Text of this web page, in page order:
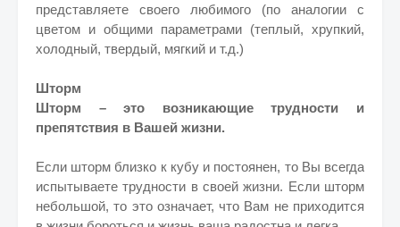
представляете своего любимого (по аналогии с
цветом и общими параметрами (теплый, хрупкий,
холодный, твердый, мягкий и т.д.)
Шторм
Шторм – это возникающие трудности и
препятствия в Вашей жизни.
Если шторм близко к кубу и постоянен, то Вы всегда
испытываете трудности в своей жизни. Если шторм
небольшой, то это означает, что Вам не приходится